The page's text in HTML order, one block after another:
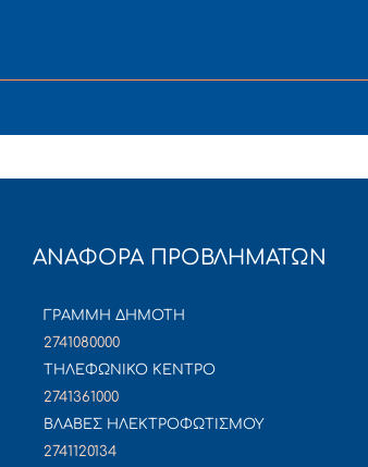
ΑΝΑΦΟΡΑ ΠΡΟΒΛΗΜΑΤΩΝ
ΓΡΑΜΜΗ ΔΗΜΟΤΗ
2741080000
ΤΗΛΕΦΩΝΙΚΟ ΚΕΝΤΡΟ
2741361000
ΒΛΑΒΕΣ ΗΛΕΚΤΡΟΦΩΤΙΣΜΟΥ
2741120134